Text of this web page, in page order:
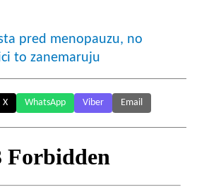
pred menopauzu, no
to zanemaruju
X WhatsApp Viber Email